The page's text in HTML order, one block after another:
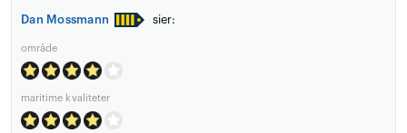
Dan Mossmann sier:
område
maritime kvaliteter